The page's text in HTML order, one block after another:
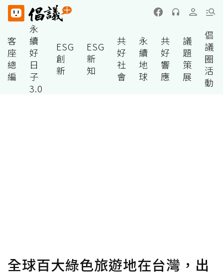
客
座
總
編
永
續
好
日
子
3.0
ESG
創
新
ESG
新
知
共
好
社
會
永
續
地
球
共
好
響
應
議
題
策
展
倡
議
圈
活
動
全球百大綠色旅遊地在台灣，出